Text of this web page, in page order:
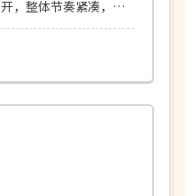
，整体节奏紧凑，值
113分钟